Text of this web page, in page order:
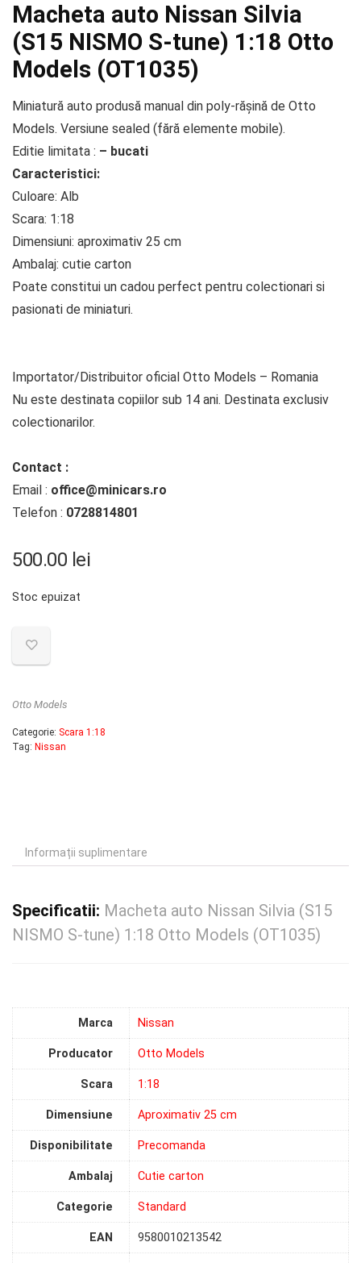
Macheta auto Nissan Silvia
(S15 NISMO S-tune) 1:18 Otto
Models (OT1035)
Miniatură auto produsă manual din poly-rășină de Otto
Models. Versiune sealed (fără elemente mobile).
Editie limitata : – bucati
Caracteristici:
Culoare: Alb
Scara: 1:18
Dimensiuni: aproximativ 25 cm
Ambalaj: cutie carton
Poate constitui un cadou perfect pentru colectionari si
pasionati de miniaturi.
Importator/Distribuitor oficial Otto Models – Romania
Nu este destinata copiilor sub 14 ani. Destinata exclusiv
colectionarilor.
Contact :
Email : office@minicars.ro
Telefon : 0728814801
500.00 lei
Stoc epuizat
Otto Models
Categorie: Scara 1:18
Tag: Nissan
Informații suplimentare
Specificatii: Macheta auto Nissan Silvia (S15
NISMO S-tune) 1:18 Otto Models (OT1035)
Marca Nissan
Producator Otto Models
Scara 1:18
Dimensiune Aproximativ 25 cm
Disponibilitate Precomanda
Ambalaj Cutie carton
Categorie Standard
EAN 9580010213542